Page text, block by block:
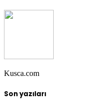
Kusca.com
Son yazıları